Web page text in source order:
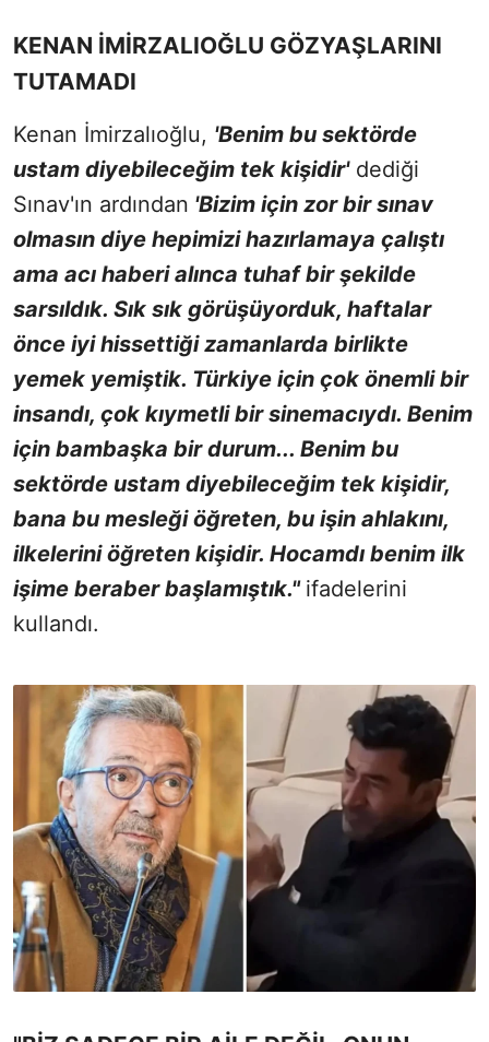
KENAN İMİRZALIOĞLU GÖZYAŞLARINI
TUTAMADI
Kenan İmirzalıoğlu, 'Benim bu sektörde
ustam diyebileceğim tek kişidir'dediği
Sınav'ın ardından 'Bizim için zor bir sınav
olmasın diye hepimizi hazırlamaya çalıştı
ama acı haberi alınca tuhaf bir şekilde
sarsıldık. Sık sık görüşüyorduk, haftalar
önce iyi hissettiği zamanlarda birlikte
yemek yemiştik. Türkiye için çok önemli bir
insandı, çok kıymetli bir sinemacıydı. Benim
için bambaşka bir durum... Benim bu
sektörde ustam diyebileceğim tek kişidir,
bana bu mesleği öğreten, bu işin ahlakını,
ilkelerini öğreten kişidir. Hocamdı benim ilk
işime beraber başlamıştık." ifadelerini
kullandı.